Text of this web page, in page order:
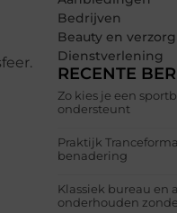
Bedrijven
Beauty en
Dienstverlening
RECENTE
Zo kies je een
ondersteunt
Praktijk
benadering
Klassiek bureau en
onderhouden